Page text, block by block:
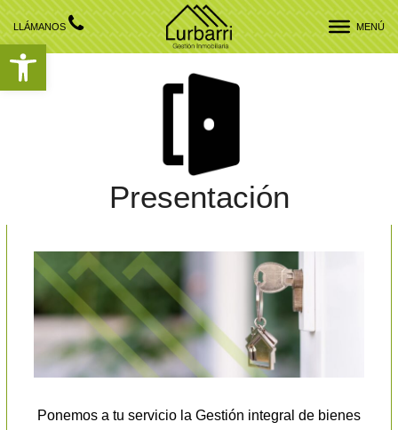
Abrir barra de herramientas
LLÁMANOS MENÚ
Presentación
Ponemos a tu servicio la Gestión integral de bienes